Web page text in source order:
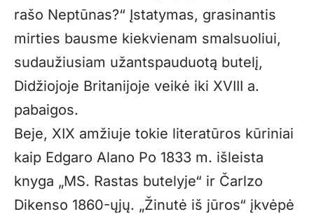
rašo Neptūnas?“ Įstatymas, grasinantis
mirties bausme kiekvienam smalsuoliui,
sudaužiusiam užantspauduotą butelį,
Didžiojoje Britanijoje veikė iki XVIII a.
pabaigos.
Beje, XIX amžiuje tokie literatūros kūriniai
kaip Edgaro Alano Po 1833 m. išleista
knyga „MS. Rastas butelyje“ ir Čarlzo
Dikenso 1860-ųjų. „Žinutė iš jūros“ įkvėpė